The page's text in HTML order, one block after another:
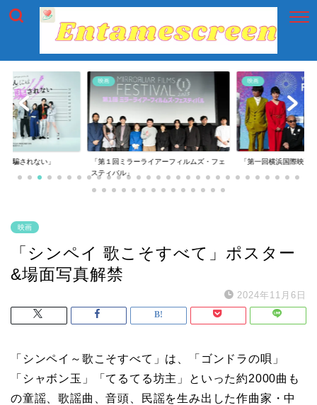
は騙されない」
映画
「第１回ミラーライアーフィルムズ・フェ
スティバル」
映画
「第一回横浜国際映画
映画
「シンペイ 歌こそすべて」ポスター
&場面写真解禁
2024年11月6日
「シンペイ～歌こそすべて」は、「ゴンドラの唄」
「シャボン玉」「てるてる坊主」といった約2000曲も
の童謡、歌謡曲、音頭、民謡を生み出した作曲家・中